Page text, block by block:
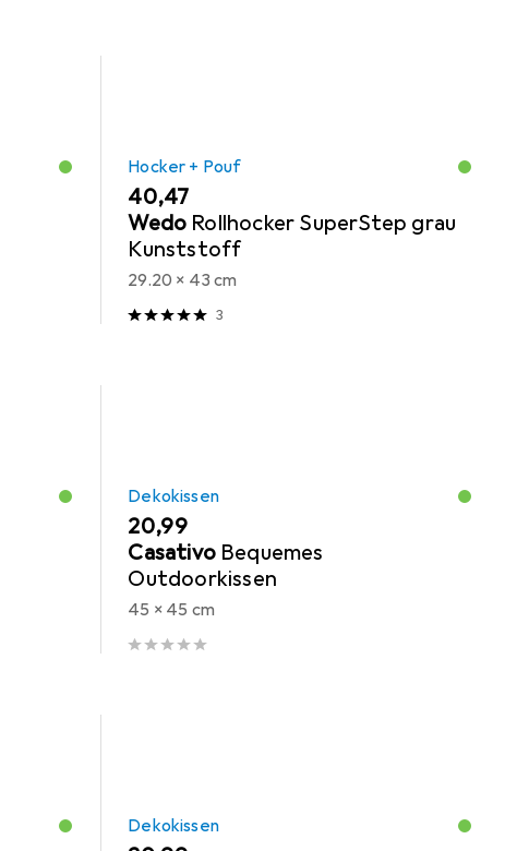
Hocker + Pouf
EUR
40,47
Wedo Rollhocker SuperStep grau
Kunststoff
29.20 x 43 cm
3
Dekokissen
EUR
20,99
Casativo Bequemes
Outdoorkissen
45 x 45 cm
Dekokissen